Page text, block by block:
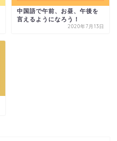
中国語で午前、お昼、午後を
言えるようになろう！
2020年7月13日